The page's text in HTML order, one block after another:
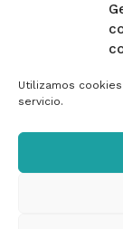
Utilizamos
servicio.